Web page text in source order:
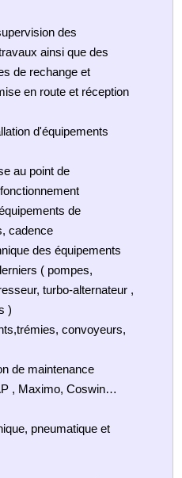
des
ainsi que des
de rechange et
en route et réception
d'équipements
au point de
de
cadence
des équipements
( pompes,
turbo-alternateur ,
)
convoyeurs,
de maintenance
, Maximo, Coswin…
pneumatique et